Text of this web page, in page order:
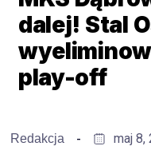
dalej! Stal
play-off
Redakcja maj 8,